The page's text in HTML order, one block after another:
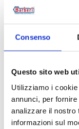
Consenso
Questo sito web
Utilizziamo i
annunci, per
analizzare il nostro
informazioni sul